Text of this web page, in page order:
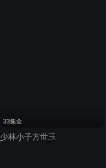
33集全
少林小子方世玉